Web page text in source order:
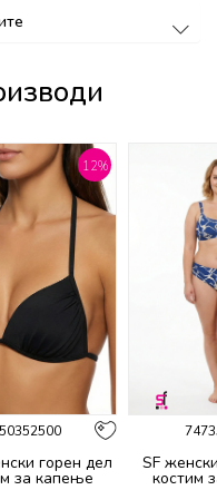
12%
горeн дел
за капење
SF
костим